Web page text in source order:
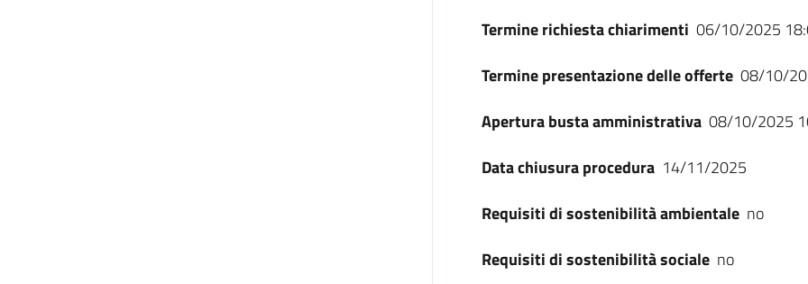
Termine richiesta chiarimenti 06/10/2025
Termine presentazione delle offerte 08/10/
Apertura busta amministrativa 08/10/2025
Data chiusura procedura 14/11/2025
Requisiti di sostenibilità ambientale no
Requisiti di sostenibilità sociale no